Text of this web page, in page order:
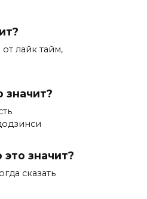
лайк тайм,
значит?
значит?
сказать